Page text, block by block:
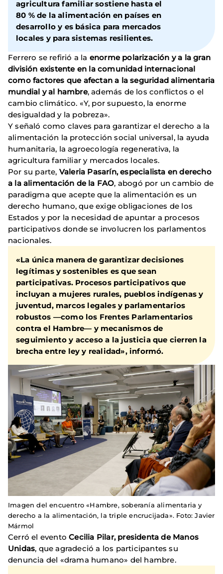
agricultura familiar sostiene hasta el
80 % de la alimentación en países en
desarrollo y es básica para mercados
locales y para sistemas resilientes.
Ferrero se refirió a la enorme polarización y a la gran
división existente en la comunidad internacional
como factores que afectan a la seguridad alimentaria
mundial y al hambre, además de los conflictos o el
cambio climático. «Y, por supuesto, la enorme
desigualdad y la pobreza».
Y señaló como claves para garantizar el derecho a la
alimentación la protección social universal, la ayuda
humanitaria, la agroecología regenerativa, la
agricultura familiar y mercados locales.
Por su parte, Valeria Pasarín, especialista en derecho
a la alimentación de la FAO, abogó por un cambio de
paradigma que acepte que la alimentación es un
derecho humano, que exige obligaciones de los
Estados y por la necesidad de apuntar a procesos
participativos donde se involucren los parlamentos
nacionales.
«La única manera de garantizar decisiones
legítimas y sostenibles es que sean
participativas. Procesos participativos que
incluyan a mujeres rurales, pueblos indígenas y
juventud, marcos legales y parlamentarios
robustos —como los Frentes Parlamentarios
contra el Hambre— y mecanismos de
seguimiento y acceso a la justicia que cierren la
brecha entre ley y realidad», informó.
Imagen del encuentro «Hambre, soberanía alimentaria y
derecho a la alimentación, la triple encrucijada». Foto: Javier
Mármol
Cerró el eventoCecilia Pilar, presidenta de Manos
Unidas, que agradeció a los participantes su
denuncia del «drama humano» del hambre.